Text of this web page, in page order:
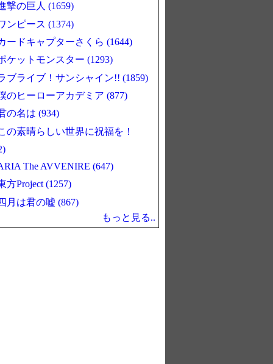
撃の巨人 (1659)
ンピース (1374)
ードキャプターさくら (1644)
ケットモンスター (1293)
ブライブ！サンシャイン!! (1859)
のヒーローアカデミア (877)
の名は (934)
の素晴らしい世界に祝福を！
The AVVENIRE (647)
方Project (1257)
月は君の嘘 (867)
もっと見る..